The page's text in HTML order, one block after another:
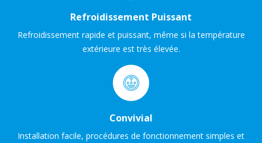
Refroidissement Puissant
Refroidissement rapide et puissant, même si la température
extérieure est très élevée.
Convivial
Installation facile, procédures de fonctionnement simples et